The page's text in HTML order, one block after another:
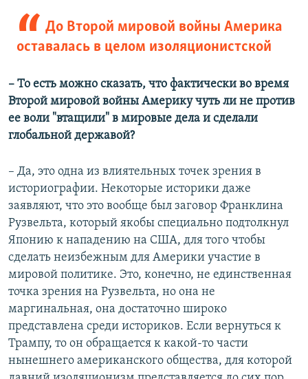
До Второй мировой войны Америка
оставалась в целом изоляционистской
– То есть можно сказать, что фактически во время
Второй мировой войны Америку чуть ли не против
ее воли "втащили" в мировые дела и сделали
глобальной державой?
– Да, это одна из влиятельных точек зрения в
историографии. Некоторые историки даже
заявляют, что это вообще был заговор Франклина
Рузвельта, который якобы специально подтолкнул
Японию к нападению на США, для того чтобы
сделать неизбежным для Америки участие в
мировой политике. Это, конечно, не единственная
точка зрения на Рузвельта, но она не
маргинальная, она достаточно широко
представлена среди историков. Если вернуться к
Трампу, то он обращается к какой-то части
нынешнего американского общества, для которой